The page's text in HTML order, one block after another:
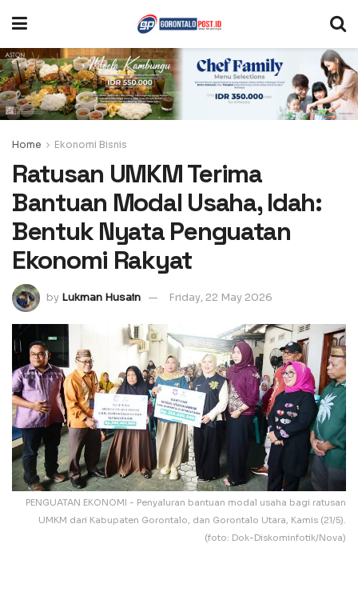
Home Ekonomi Bisnis
Ratusan UMKM Terima
Bantuan Modal Usaha, Idah:
Bentuk Nyata Penguatan
Ekonomi Rakyat
by Lukman Husain Friday, 22 May 2026
PENGUATAN EKONOMI - Penyaluran bantuan modal usaha bagi ratusan
UMKM dari Kabupaten Gorontalo, dan Gorontalo Utara, Kamis (21/5).
(foto: Dok-Diskominfotik/Nova)